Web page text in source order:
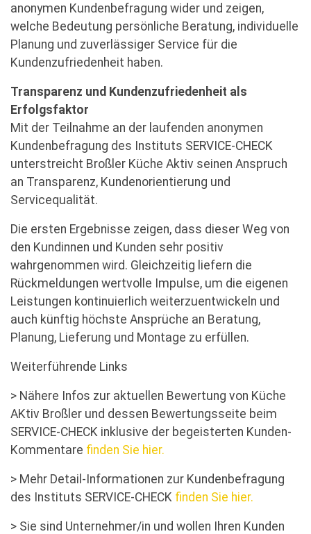
anonymen Kundenbefragung wider und zeigen,
welche Bedeutung persönliche Beratung, individuelle
Planung und zuverlässiger Service für die
Kundenzufriedenheit haben.
Transparenz und Kundenzufriedenheit als
Erfolgsfaktor
Mit der Teilnahme an der laufenden anonymen
Kundenbefragung des Instituts SERVICE-CHECK
unterstreicht Broßler Küche Aktiv seinen Anspruch
an Transparenz, Kundenorientierung und
Servicequalität.
Die ersten Ergebnisse zeigen, dass dieser Weg von
den Kundinnen und Kunden sehr positiv
wahrgenommen wird. Gleichzeitig liefern die
Rückmeldungen wertvolle Impulse, um die eigenen
Leistungen kontinuierlich weiterzuentwickeln und
auch künftig höchste Ansprüche an Beratung,
Planung, Lieferung und Montage zu erfüllen.
Weiterführende Links
> Nähere Infos zur aktuellen Bewertung von Küche
AKtiv Broßler und dessen Bewertungsseite beim
SERVICE-CHECK inklusive der begeisterten Kunden-
Kommentare finden Sie hier.
> Mehr Detail-Informationen zur Kundenbefragung
des Instituts SERVICE-CHECK finden Sie hier.
> Sie sind Unternehmer/in und wollen Ihren Kunden